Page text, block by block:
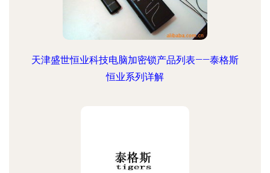
天津盛世恒业科技电脑加密锁产品列表——泰格斯
恒业系列详解